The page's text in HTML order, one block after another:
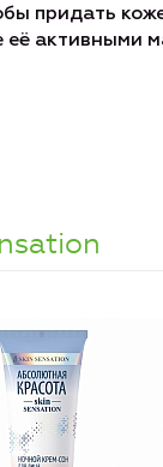
придать
её активными